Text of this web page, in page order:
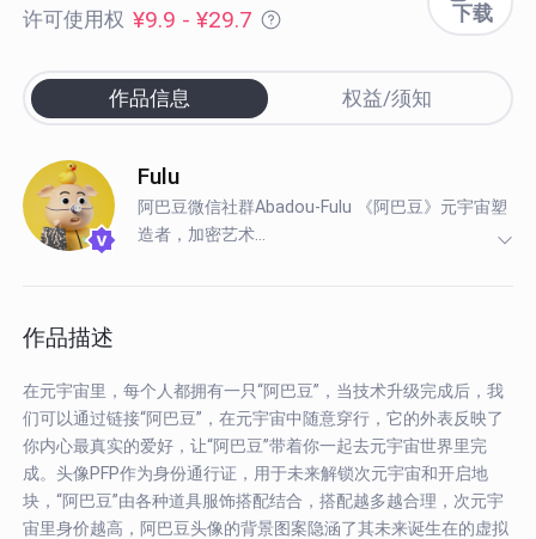
许可使用权 ¥9.9 - ¥29.7 下载
作品信息 权益/须知
Fulu
阿巴豆微信社群Abadou-Fulu 《阿巴豆》元宇宙塑
造者，加密艺术...
作品描述
在元宇宙里，每个人都拥有一只“阿巴豆”，当技术升级完成后，我
们可以通过链接“阿巴豆”，在元宇宙中随意穿行，它的外表反映了
你内心最真实的爱好，让“阿巴豆”带着你一起去元宇宙世界里完
成。头像PFP作为身份通行证，用于未来解锁次元宇宙和开启地
块，“阿巴豆”由各种道具服饰搭配结合，搭配越多越合理，次元宇
宙里身价越高，阿巴豆头像的背景图案隐涵了其未来诞生在的虚拟